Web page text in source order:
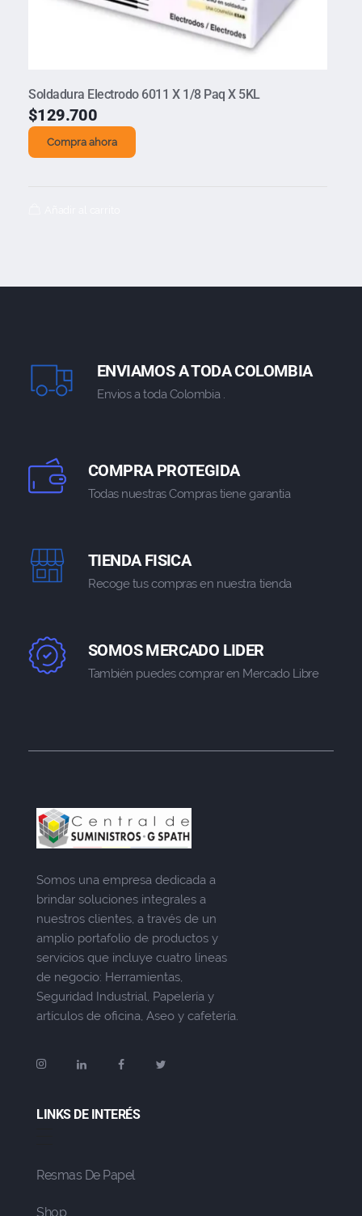
Soldadura Electrodo 6011 X 1/8 Paq X 5KL
$129.700
Compra ahora
ENVIAMOS A TODA COLOMBIA
Envios a toda Colombia .
COMPRA PROTEGIDA
Todas nuestras Compras tiene garantia
TIENDA FISICA
Recoge tus compras en nuestra tienda
SOMOS MERCADO LIDER
También puedes comprar en Mercado Libre
Somos una empresa dedicada a
brindar soluciones integrales a
nuestros clientes, a través de un
amplio portafolio de productos y
servicios que incluye cuatro líneas
de negocio: Herramientas,
Seguridad Industrial, Papelería y
artículos de oficina, Aseo y cafetería.
LINKS DE INTERÉS
Resmas De Papel
Shop